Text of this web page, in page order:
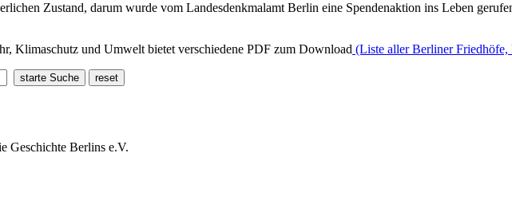
Zustand, darum wurde vom Landesdenkmalamt Berlin eine Spendenaktion ins Leben
Klimaschutz und Umwelt bietet verschiedene PDF zum Download (Liste aller Berliner Friedhöfe,
Geschichte Berlins e.V.